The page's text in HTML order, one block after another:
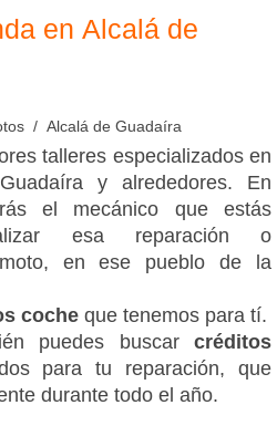
en Alcalá de
Alcalá de Guadaíra
talleres especializados en
y alrededores. En
el mecánico que estás
esa reparación o
en ese pueblo de la
coche que tenemos para tí.
puedes buscar créditos
para tu reparación, que
durante todo el año.